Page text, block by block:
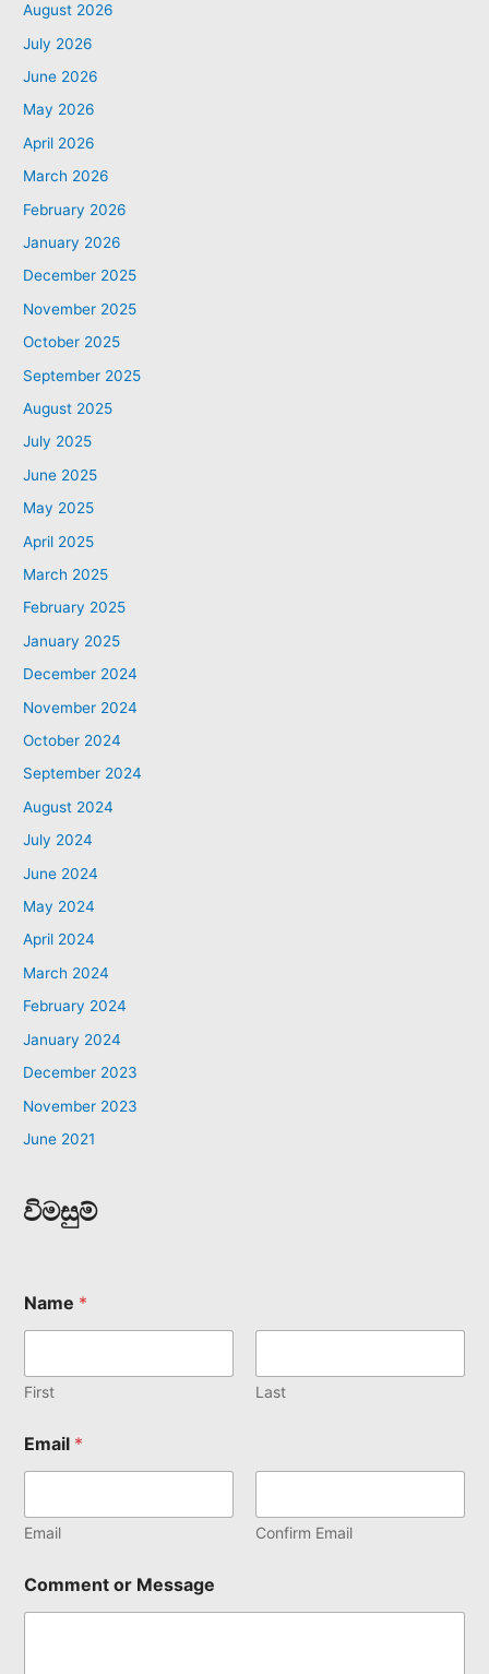
August 2026
July 2026
June 2026
May 2026
April 2026
March 2026
February 2026
January 2026
December 2025
November 2025
October 2025
September 2025
August 2025
July 2025
June 2025
May 2025
April 2025
March 2025
February 2025
January 2025
December 2024
November 2024
October 2024
September 2024
August 2024
July 2024
June 2024
May 2024
April 2024
March 2024
February 2024
January 2024
December 2023
November 2023
June 2021
විමසුම්
Name *
First Last
Email *
Email Confirm Email
Comment or Message